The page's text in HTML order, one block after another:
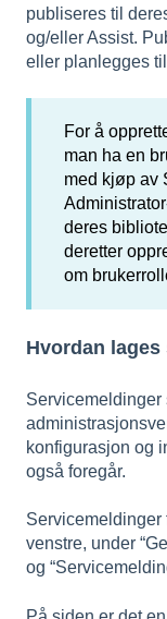
publiseres til
og/eller Assist.
eller planlegges
For å
man ha en
med kjøp av
deres
deretter
om
Hvordan
konfigurasjon og
også foregår.
Servicemeldinger
venstre, under
og